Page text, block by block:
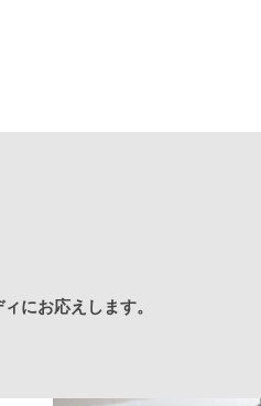
にお応えします。